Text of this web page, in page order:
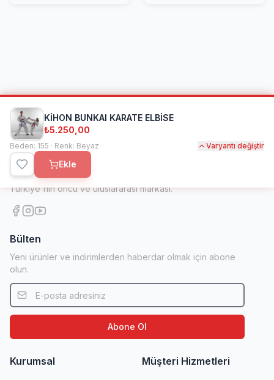
KİHON BUNKAI KARATE ELBİSE
₺5.250,00
Beden: 155 · Renk: Beyaz Varyantı değiştir
Ekle
Kihon Spor
1998'den beri dövüş sanatları ve spor ekipmanlarında
Türkiye'nin öncü ve uluslararası markası.
Bülten
Yeni ürünler ve indirimlerden haberdar olmak için abone
olun.
Abone Ol
Kurumsal Müşteri Hizmetleri